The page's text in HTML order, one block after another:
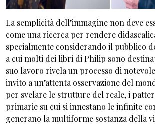
La semplicità dell’immagine non deve
come una ricerca per rendere
specialmente considerando il pubblico
a cui molti dei libri di Philip sono
suo lavoro rivela un processo di
invito a un’attenta osservazione del
per svelare le strutture del reale, i
primarie su cui si innestano le infinite
generano la multiforme sostanza della